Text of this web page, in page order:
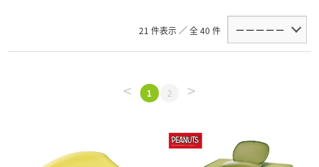
21 件表示 ／ 全 40 件
< 1 2 >